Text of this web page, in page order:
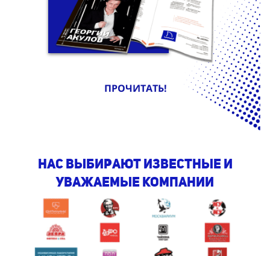
ПРОЧИТАТЬ!
Нас выбирают известные и
уважаемые компании